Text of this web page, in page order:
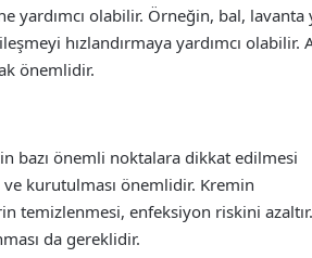
yardımcı olabilir. Örneğin, bal, lavanta
hızlandırmaya yardımcı olabilir.
önemlidir.
bazı önemli noktalara dikkat edilmesi
kurutulması önemlidir. Kremin
temizlenmesi, enfeksiyon riskini azaltır.
da gereklidir.